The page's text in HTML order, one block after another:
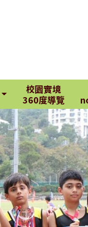
校園實境
360度導覽